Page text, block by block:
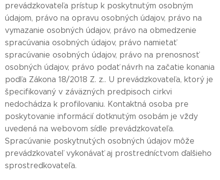
prevádzkovateľa prístup k poskytnutým osobným
údajom, právo na opravu osobných údajov, právo na
vymazanie osobných údajov, právo na obmedzenie
spracúvania osobných údajov, právo namietať
spracúvanie osobných údajov, právo na prenosnosť
osobných údajov, právo podať návrh na začatie konania
podľa Zákona 18/2018 Z. z.. U prevádzkovateľa, ktorý je
špecifikovaný v záväzných predpisoch cirkvi
nedochádza k profilovaniu. Kontaktná osoba pre
poskytovanie informácií dotknutým osobám je vždy
uvedená na webovom sídle prevádzkovateľa.
Spracúvanie poskytnutých osobných údajov môže
prevádzkovateľ vykonávať aj prostredníctvom ďalšieho
sprostredkovateľa.